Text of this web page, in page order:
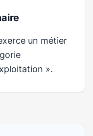
un métier
».